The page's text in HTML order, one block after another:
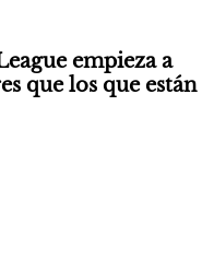
empieza a
que los que están